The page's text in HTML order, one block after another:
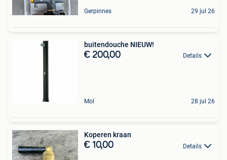
Gerpinnes 29 jul 26
buitendouche NIEUW!
€ 200,00 Details
Mol 28 jul 26
Koperen kraan
€ 10,00 Details